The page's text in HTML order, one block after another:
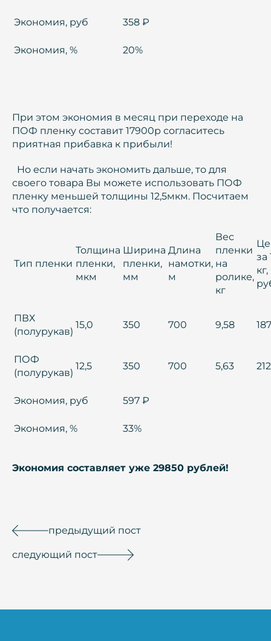
Экономия, руб 358 ₽
Экономия, % 20%
При этом экономия в месяц при переходе на
ПОФ пленку составит 17900р согласитесь
приятная прибавка к прибыли!
Но если начать экономить дальше, то для
своего товара Вы можете использовать ПОФ
пленку меньшей толщины 12,5мкм. Посчитаем
что получается:
Тип пленки
Толщина
пленки,
мкм
Ширина
пленки,
мм
Длина
намотки,
м
Вес
пленки
на
ролике,
кг
за
кг,
ПВХ
(полурукав)
15,0 350 700 9,58 187
ПОФ
(полурукав)
12,5 350 700 5,63 212
Экономия, руб 597 ₽
Экономия, % 33%
Экономия составляет уже 29850 рублей!
предыдущий пост
следующий пост